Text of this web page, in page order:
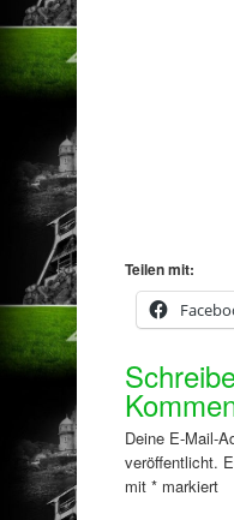
Teilen mit:
Deine E-Mail-
veröffentlicht.
mit * markiert